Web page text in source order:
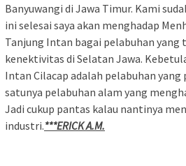
Banyuwangi di Jawa Timur. Kami
ini selesai saya akan menghadap
Tanjung Intan bagai pelabuhan
kenektivitas di Selatan Jawa.
Intan Cilacap adalah pelabuhan yang
satunya pelabuhan alam yang
Jadi cukup pantas kalau nantinya
industri.***ERICK A.M.